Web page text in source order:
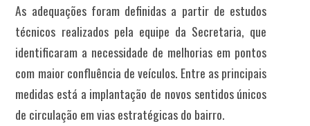
As adequações foram definidas a partir de estudos
técnicos realizados pela equipe da Secretaria, que
identificaram a necessidade de melhorias em pontos
com maior confluência de veículos. Entre as principais
medidas está a implantação de novos sentidos únicos
de circulação em vias estratégicas do bairro.